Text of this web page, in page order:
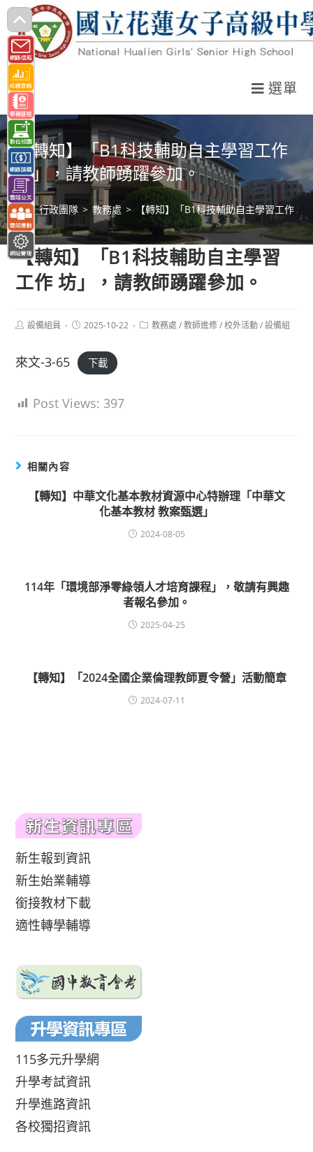
跳
轉
至
主
要
內
容
選單
【轉知】「B1科技輔助自主學習工作
坊」，請教師踴躍參加。
> 行政團隊 > 教務處 > 【轉知】「B1科技輔助自主學習工作
【轉知】「B1科技輔助自主學習
工作 坊」，請教師踴躍參加。
Post設備組員
Post2025-10-22
Post教務處 / 教師進修 / 校外活動 / 設備組
來文-3-65 下載
Post Views: 397
相關內容
【轉知】中華文化基本教材資源中心特辦理「中華文
化基本教材 教案甄選」
2024-08-05
114年「環境部淨零綠領人才培育課程」，敬請有興趣
者報名參加。
2025-04-25
【轉知】「2024全國企業倫理教師夏令營」活動簡章
2024-07-11
新生報到資訊
新生始業輔導
銜接教材下載
適性轉學輔導
115多元升學網
升學考試資訊
升學進路資訊
各校獨招資訊